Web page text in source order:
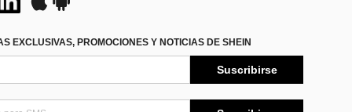
EXCLUSIVAS, PROMOCIONES Y NOTICIAS DE SHEIN
Suscribirse